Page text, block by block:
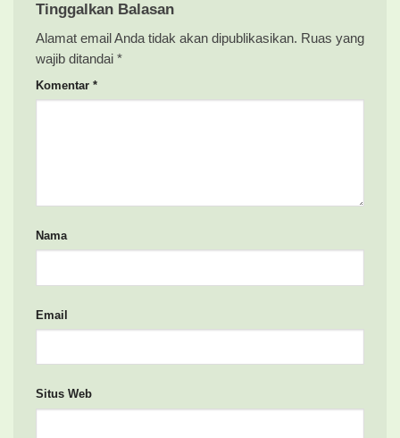
Tinggalkan Balasan
Alamat email Anda tidak akan dipublikasikan. Ruas yang
wajib ditandai *
Komentar *
Nama
Email
Situs Web